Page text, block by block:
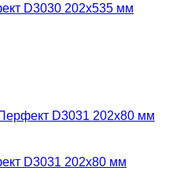
D3030 202х535 мм
D3031 202х80 мм